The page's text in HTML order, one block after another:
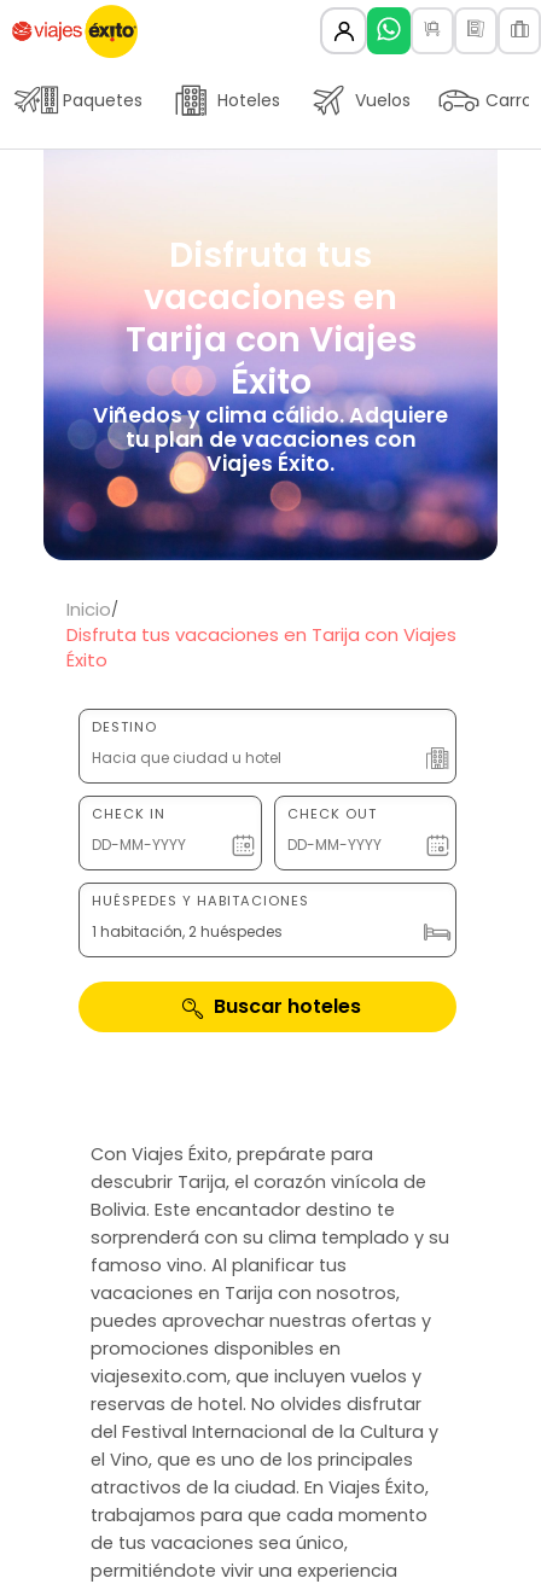
Paquetes Hoteles Vuelos Carros
Disfruta tus
vacaciones en
Tarija con Viajes
Éxito
Viñedos y clima cálido. Adquiere
tu plan de vacaciones con
Viajes Éxito.
Inicio
Disfruta tus vacaciones en Tarija con Viajes
Éxito
DESTINO
CHECK IN CHECK OUT
HUÉSPEDES Y HABITACIONES
1 habitación, 2 huéspedes
Buscar hoteles
Con Viajes Éxito, prepárate para
descubrir Tarija, el corazón vinícola de
Bolivia. Este encantador destino te
sorprenderá con su clima templado y su
famoso vino. Al planificar tus
vacaciones en Tarija con nosotros,
puedes aprovechar nuestras ofertas y
promociones disponibles en
viajesexito.com, que incluyen vuelos y
reservas de hotel. No olvides disfrutar
del Festival Internacional de la Cultura y
el Vino, que es uno de los principales
atractivos de la ciudad. En Viajes Éxito,
trabajamos para que cada momento
de tus vacaciones sea único,
permitiéndote vivir una experiencia